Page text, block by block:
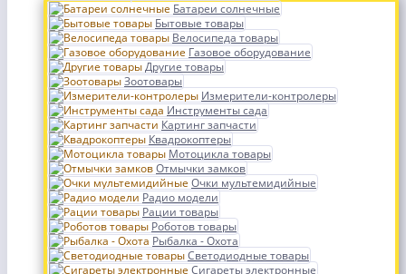
Батареи солнечные
Бытовые товары
Велосипеда товары
Газовое оборудование
Другие товары
Зоотовары
Измерители-контролеры
Инструменты сада
Картинг запчасти
Квадрокоптеры
Мотоцикла товары
Отмычки замков
Очки мультемидийные
Радио модели
Рации товары
Роботов товары
Рыбалка - Охота
Светодиодные товары
Сигареты электронные